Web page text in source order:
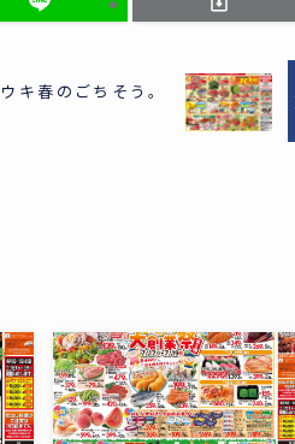
キ春のごちそう。